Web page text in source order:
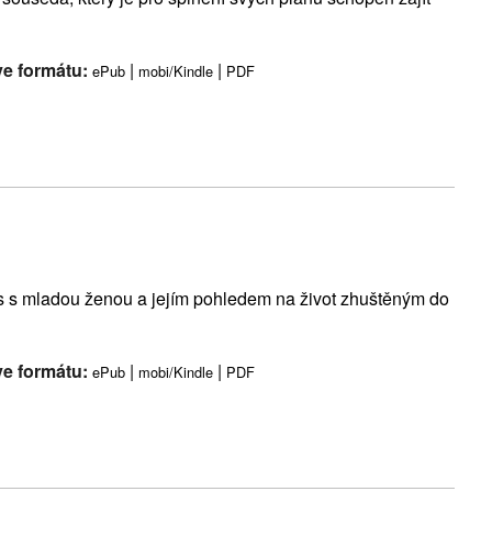
formátu: ePub | mobi/Kindle | PDF
mladou ženou a jejím pohledem na život zhuštěným do
formátu: ePub | mobi/Kindle | PDF